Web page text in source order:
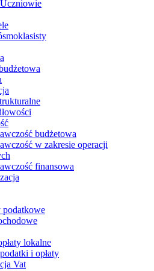
budżetowa
w zakresie operacji
finansowa
podatkowe
lokalne
i opłaty
Vat